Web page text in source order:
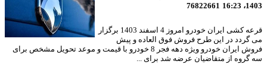
76822661
قرعه کشی ایران خودرو امروز 4 اسفند 1403 برگزار
در این طرح فروش فوق العاده و پیش
فروش ایران خودرو ویژه دهه فجر 8 خودرو با قیمت و موعد تحویل مشخص برای
از متقاضیان عرضه شد برای ...